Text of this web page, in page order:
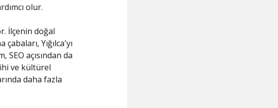
olur.
İlçenin doğal
Yığılca'yı
açısından da
ve kültürel
daha fazla